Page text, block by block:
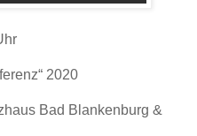
2020
Bad Blankenburg &